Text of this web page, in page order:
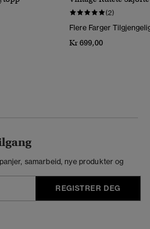
(2)
Flere Farger
Kr 699,00
samarbeid, nye produkter og
REGISTRER DEG